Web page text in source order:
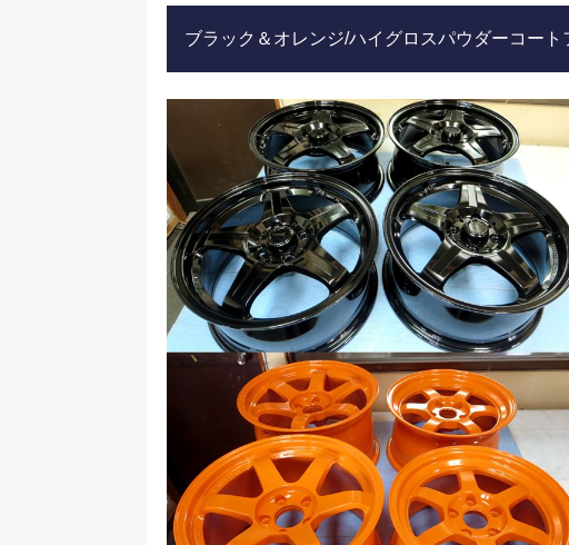
ブラック＆オレンジ/ハイグロスパウダーコート